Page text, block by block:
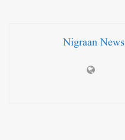
Nigraan News